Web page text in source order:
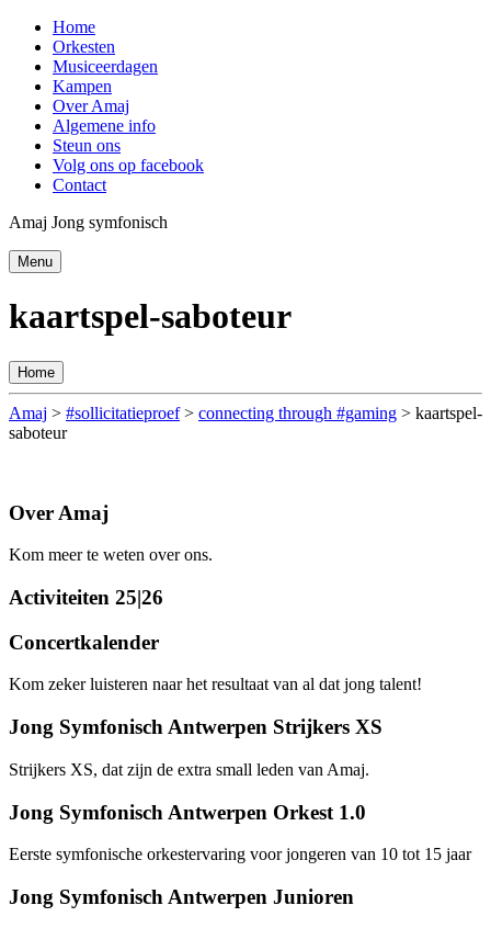
Home
Orkesten
Musiceerdagen
Kampen
Over Amaj
Algemene info
Steun ons
Volg ons op facebook
Contact
Amaj Jong symfonisch
Menu
kaartspel-saboteur
Home
Amaj > #sollicitatieproef> connecting through #gaming > kaartspel-
saboteur
Over Amaj
Kom meer te weten over ons.
Activiteiten 25|26
Concertkalender
Kom zeker luisteren naar het resultaat van al dat jong talent!
Jong Symfonisch Antwerpen Strijkers XS
Strijkers XS, dat zijn de extra small leden van Amaj.
Jong Symfonisch Antwerpen Orkest 1.0
Eerste symfonische orkestervaring voor jongeren van 10 tot 15 jaar
Jong Symfonisch Antwerpen Junioren